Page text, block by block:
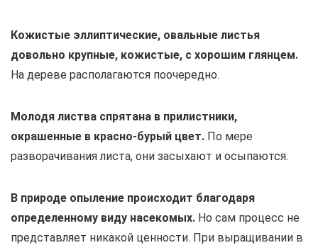
Кожистые эллиптические, овальные листья
довольно крупные, кожистые, с хорошим глянцем.
На дереве располагаются поочередно.
Молодя листва спрятана в прилистники,
окрашенные в красно-бурый цвет. По мере
разворачивания листа, они засыхают и осыпаются.
В природе опыление происходит благодаря
определенному виду насекомых. Но сам процесс не
представляет никакой ценности. При выращивании в